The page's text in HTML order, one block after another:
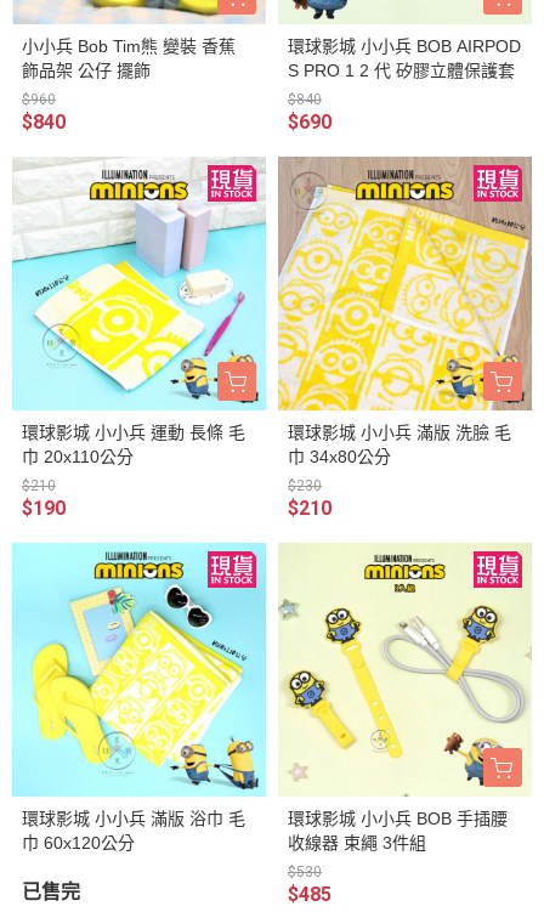
小小兵 Bob Tim熊 變裝 香蕉
飾品架 公仔 擺飾
$960
$840
環球影城 小小兵 BOB AIRPOD
S PRO 1 2 代 矽膠立體保護套
$840
$690
環球影城 小小兵 運動 長條 毛
巾 20x110公分
$210
$190
環球影城 小小兵 滿版 洗臉 毛
巾 34x80公分
$230
$210
環球影城 小小兵 滿版 浴巾 毛
巾 60x120公分
已售完
環球影城 小小兵 BOB 手插腰
收線器 束繩 3件組
$530
$485